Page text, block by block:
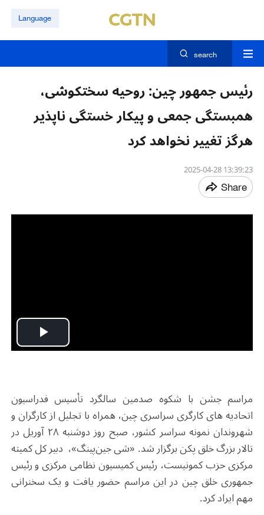
Language
search
رئیس جمهور چین: روحیه سختکوشی،
همبستگی جمعی و پیکار خستگی ناپذیر
هرگز تغییر نخواهد کرد​​
13:39:23 2025-04-28
Share
Play
مراسم جشن با شکوه صدمین سالگرد تأسیس فدراسیون
اتحادیه های کارگری سراسری چین، همراه با تجلیل از کارگران و
شهروندان نمونه سراسر کشور، صبح روز دوشنبه ۲۸ آوریل در
تالار بزرگ خلق پکن برگزار شد. «شی جین‌پینگ»، دبیر کل کمیته
مرکزی حزب کمونیست، رئیس کمیسیون نظامی مرکزی و رئیس
جمهوری خلق چین در این مراسم حضور یافت و یک سخنرانی
مهم ایراد کرد.